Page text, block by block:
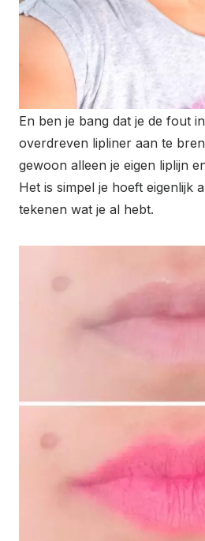
En ben je bang dat je de fout
overdreven lipliner aan te
gewoon alleen je eigen liplijn
Het is simpel je hoeft eigenlijk
tekenen wat je al hebt.